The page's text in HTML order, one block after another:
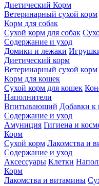
Диетический Корм
Ветеринарный сухой корм
Корм для собак
Сухой корм для собак
Содержание и уход
Домики и лежаки
Диетический корм
Ветеринарный сухой корм
Корм для кошек
Сухой корм для кошек
Наполнители
Впитывающий Добавки к
Содержание и уход
Амуниция Гигиена и
Корм
Сухой корм Лакомства и
Содержание и уход
Аксессуары Клетки
Корм
Лакомства и витамины